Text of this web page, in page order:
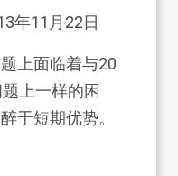
年11月22日
上面临着与20
上一样的困
于短期优势。